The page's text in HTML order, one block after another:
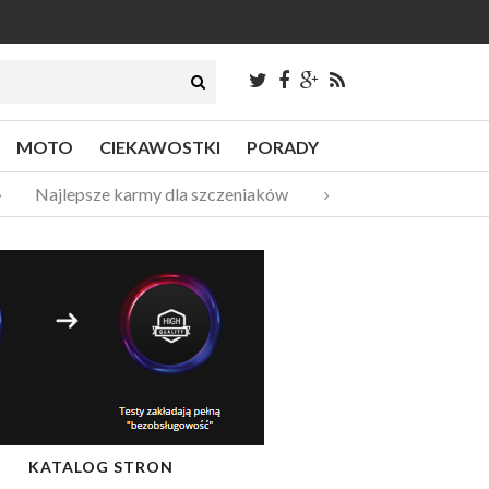
MOTO CIEKAWOSTKI PORADY
Najlepsze karmy dla szczeniaków
KATALOG STRON